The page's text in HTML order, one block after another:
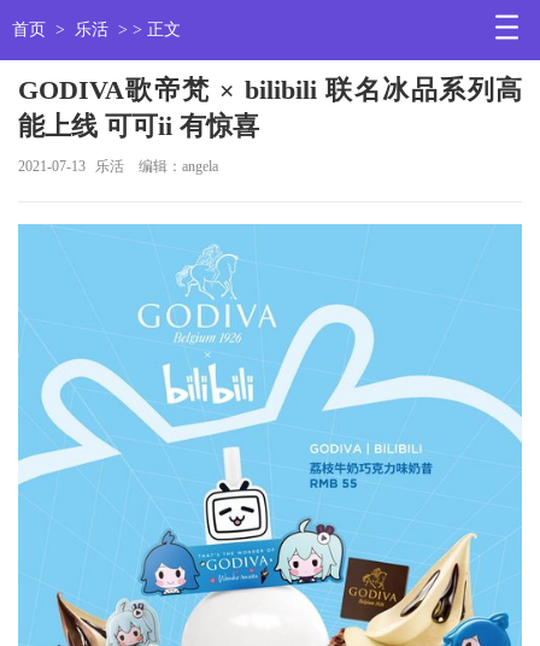
首页 > 乐活 > > 正文
GODIVA歌帝梵 × bilibili 联名冰品系列高
能上线 可可ii 有惊喜
2021-07-13 乐活 编辑：angela